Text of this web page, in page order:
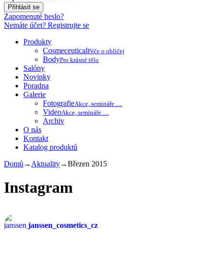
Zapomenuté heslo?
Nemáte účet? Registrujte se
Produkty
CosmeceuticalPéče o obličej
BodyPro krásné tělo
Salóny
Novinky
Poradna
Galerie
FotografieAkce, semináře …
VideoAkce, semináře …
Archiv
O nás
Kontakt
Katalog produktů
Domů → Aktuality→Březen 2015
Instagram
janssen_cosmetics_cz